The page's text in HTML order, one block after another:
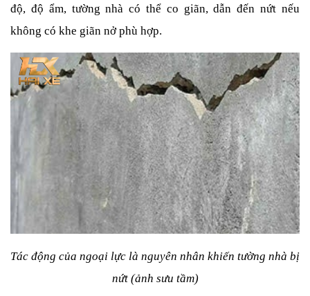
độ, độ ẩm, tường nhà có thể co giãn, dẫn đến nứt nếu
không có khe giãn nở phù hợp.
Tác động của ngoại lực là nguyên nhân khiến tường nhà bị
nứt (ảnh sưu tầm)